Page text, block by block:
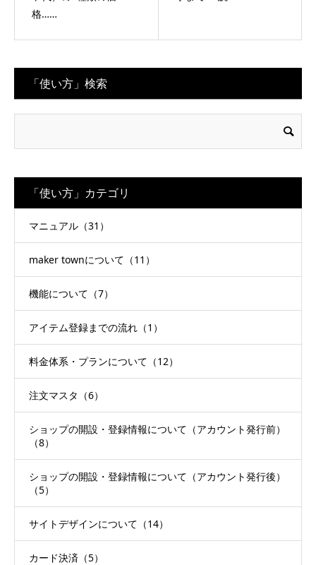
格……
「使い方」検索
「使い方」カテゴリ
マニュアル（31）
maker townについて（11）
機能について（7）
アイテム登録までの流れ（1）
料金体系・プランについて（12）
注文マスタ（6）
ショップの開設・登録情報について（アカウント発行前）
（8）
ショップの開設・登録情報について（アカウント発行後）
（5）
サイトデザインについて（14）
カード決済（5）